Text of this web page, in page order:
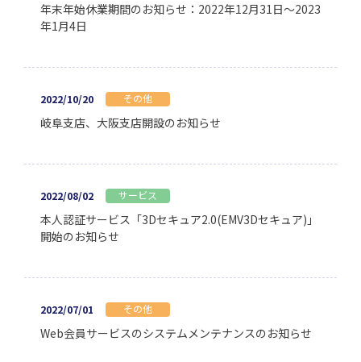
年末年始休業期間のお知らせ：2022年12月31日～2023
年1月4日
2022/10/20 その他
岐阜支店、大阪支店開設のお知らせ
2022/08/02 サービス
本人認証サービス「3Dセキュア2.0(EMV3Dセキュア)」
開始のお知らせ
2022/07/01 その他
Web会員サービスのシステムメンテナンスのお知らせ